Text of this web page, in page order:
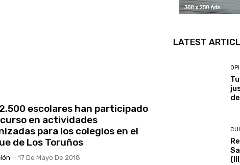
escolares han participado
en actividades
para los colegios en el
de Los Toruños
- 17 De Mayo De 2018
LATEST